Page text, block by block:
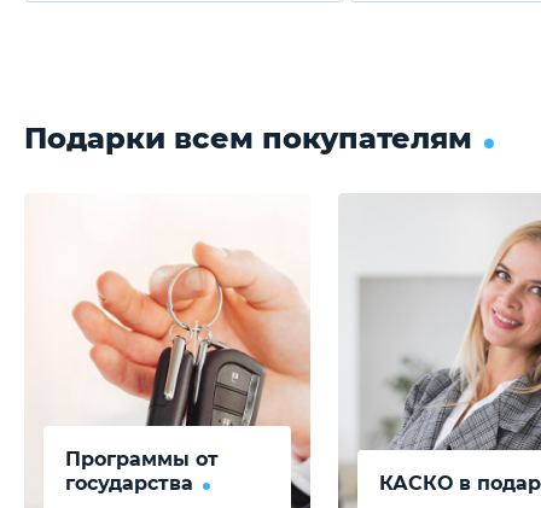
Подарки всем покупателям
Программы от
государства
КАСКО в